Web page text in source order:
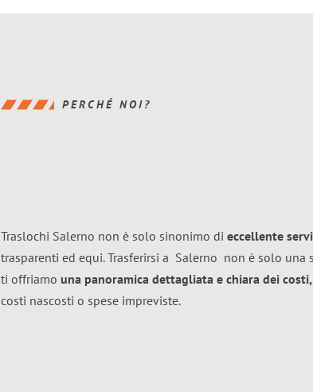
PERCHÉ NOI?
Traslochi Salerno non è solo sinonimo di eccellente
trasparenti ed equi. Trasferirsi a Salerno non è solo una
ti offriamo una panoramica dettagliata e chiara dei costi,
costi nascosti o spese impreviste.